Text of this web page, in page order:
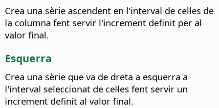
Crea una sèrie ascendent en l'interval de cel·les de
la columna fent servir l'increment definit per al
valor final.
Esquerra
Crea una sèrie que va de dreta a esquerra a
l'interval seleccionat de cel·les fent servir un
increment definit al valor final.